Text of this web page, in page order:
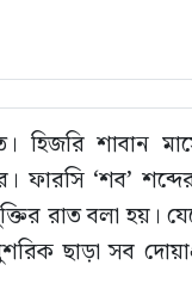
হিজরি শাবান
ফারসি ‘শব’
রাত বলা হয়।
ছাড়া সব